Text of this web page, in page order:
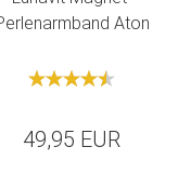
Aton
49,95 EUR